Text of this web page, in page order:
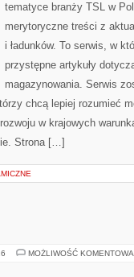
tematyce branży TSL w
merytoryczne treści z
i ładunków. To serwis, w
przystępne artykuły
magazynowania. Serwis
chcą lepiej rozumieć
w krajowych
Strona […]
MOŻLIWOŚĆ